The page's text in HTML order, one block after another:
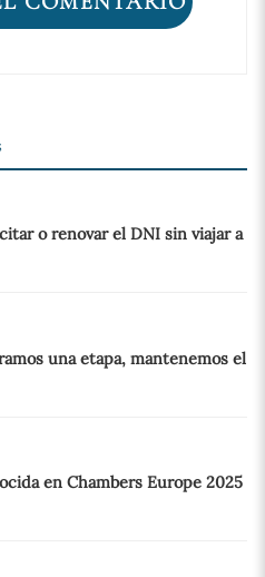
o renovar el DNI sin viajar a
una etapa, mantenemos el
en Chambers Europe 2025